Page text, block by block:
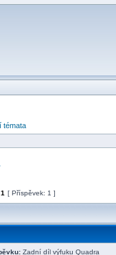
témata
1 [ Příspěvek: 1 ]
Zadní díl výfuku Quadra